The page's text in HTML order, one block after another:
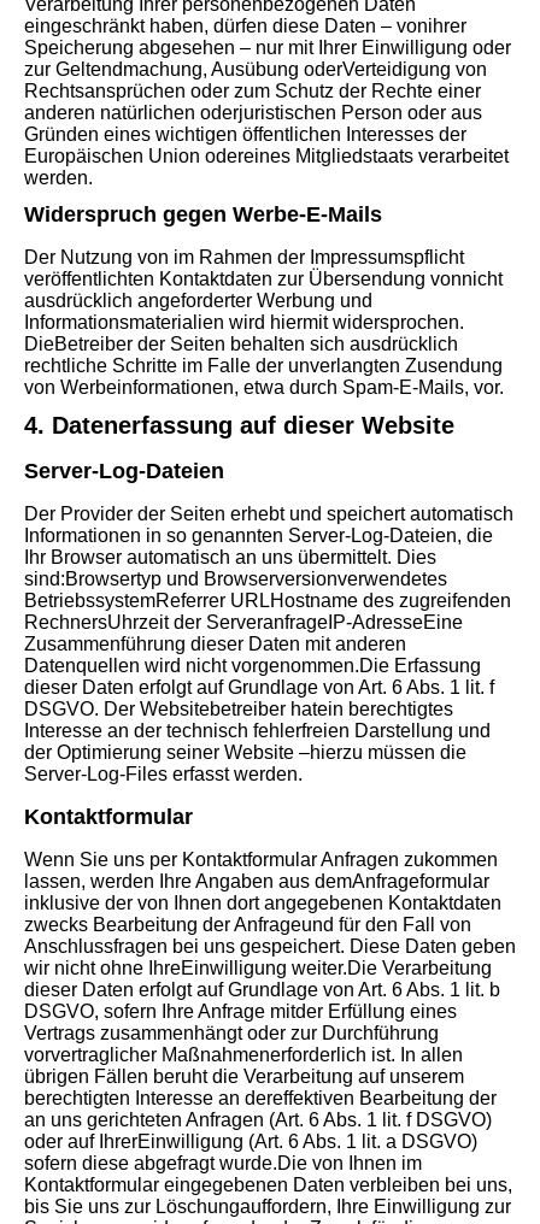
eingeschränkt haben, dürfen diese Daten – vonihrer
Speicherung abgesehen – nur mit Ihrer Einwilligung oder
zur Geltendmachung, Ausübung oderVerteidigung von
Rechtsansprüchen oder zum Schutz der Rechte einer
anderen natürlichen oderjuristischen Person oder aus
Gründen eines wichtigen öffentlichen Interesses der
Europäischen Union odereines Mitgliedstaats verarbeitet
werden.
Widerspruch gegen Werbe-E-Mails
Der Nutzung von im Rahmen der Impressumspflicht
veröffentlichten Kontaktdaten zur Übersendung vonnicht
ausdrücklich angeforderter Werbung und
Informationsmaterialien wird hiermit widersprochen.
DieBetreiber der Seiten behalten sich ausdrücklich
rechtliche Schritte im Falle der unverlangten Zusendung
von Werbeinformationen, etwa durch Spam-E-Mails, vor.
4. Datenerfassung auf dieser Website
Server-Log-Dateien
Der Provider der Seiten erhebt und speichert automatisch
Informationen in so genannten Server-Log-Dateien, die
Ihr Browser automatisch an uns übermittelt. Dies
sind:Browsertyp und Browserversionverwendetes
BetriebssystemReferrer URLHostname des zugreifenden
RechnersUhrzeit der ServeranfrageIP-AdresseEine
Zusammenführung dieser Daten mit anderen
Datenquellen wird nicht vorgenommen.Die Erfassung
dieser Daten erfolgt auf Grundlage von Art. 6 Abs. 1 lit. f
DSGVO. Der Websitebetreiber hatein berechtigtes
Interesse an der technisch fehlerfreien Darstellung und
der Optimierung seiner Website –hierzu müssen die
Server-Log-Files erfasst werden.
Kontaktformular
Wenn Sie uns per Kontaktformular Anfragen zukommen
lassen, werden Ihre Angaben aus demAnfrageformular
inklusive der von Ihnen dort angegebenen Kontaktdaten
zwecks Bearbeitung der Anfrageund für den Fall von
Anschlussfragen bei uns gespeichert. Diese Daten geben
wir nicht ohne IhreEinwilligung weiter.Die Verarbeitung
dieser Daten erfolgt auf Grundlage von Art. 6 Abs. 1 lit. b
DSGVO, sofern Ihre Anfrage mitder Erfüllung eines
Vertrags zusammenhängt oder zur Durchführung
vorvertraglicher Maßnahmenerforderlich ist. In allen
übrigen Fällen beruht die Verarbeitung auf unserem
berechtigten Interesse an dereffektiven Bearbeitung der
an uns gerichteten Anfragen (Art. 6 Abs. 1 lit. f DSGVO)
oder auf IhrerEinwilligung (Art. 6 Abs. 1 lit. a DSGVO)
sofern diese abgefragt wurde.Die von Ihnen im
Kontaktformular eingegebenen Daten verbleiben bei uns,
bis Sie uns zur Löschungauffordern, Ihre Einwilligung zur